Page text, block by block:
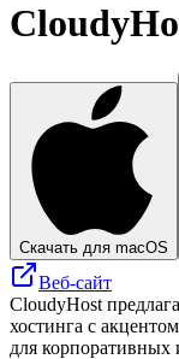
Скачать для macOS
Веб-сайт
CloudyHost
хостинга с
для корпоративных